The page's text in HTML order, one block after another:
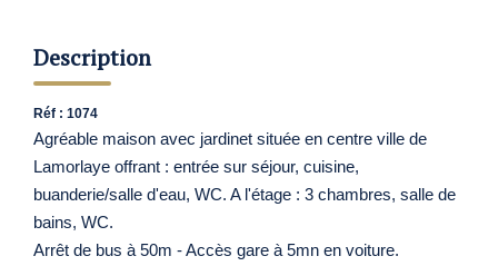
Description
Réf : 1074
Agréable maison avec jardinet située en centre ville de
Lamorlaye offrant : entrée sur séjour, cuisine,
buanderie/salle d'eau, WC. A l'étage : 3 chambres, salle de
bains, WC.
Arrêt de bus à 50m - Accès gare à 5mn en voiture.